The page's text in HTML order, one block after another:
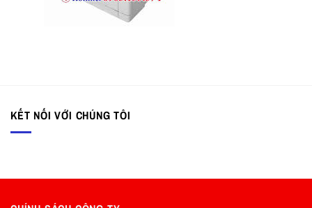
KẾT NỐI VỚI CHÚNG TÔI